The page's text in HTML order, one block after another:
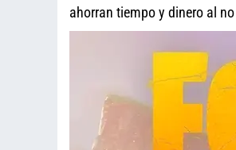
ahorran tiempo y dinero al